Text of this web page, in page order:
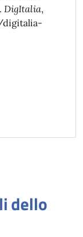
DigItalia,
digitalia-
dello